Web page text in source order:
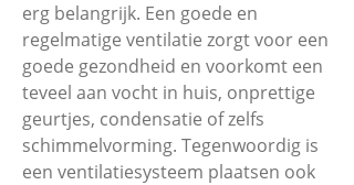
erg belangrijk. Een goede en
regelmatige ventilatie zorgt voor een
goede gezondheid en voorkomt een
teveel aan vocht in huis, onprettige
geurtjes, condensatie of zelfs
schimmelvorming. Tegenwoordig is
een ventilatiesysteem plaatsen ook